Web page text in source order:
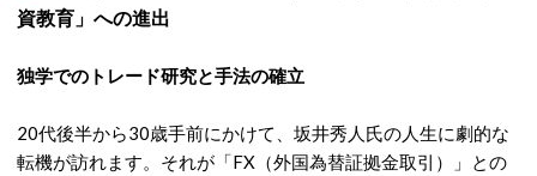
資教育」への進出
独学でのトレード研究と手法の確立
20代後半から30歳手前にかけて、坂井秀人氏の人生に劇的な
転機が訪れます。それが「FX（外国為替証拠金取引）」との